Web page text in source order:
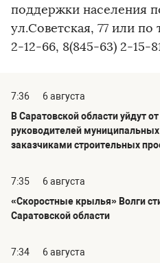
поддержки населения
ул.Советская, 77 или
2-12-66, 8(845-63) 2-15-
7:36
6 августа
В Саратовской области уйдут
руководителей
заказчиками строительных
7:35
6 августа
«Скоростные крылья» Волги
Саратовской области
7:34
6 августа